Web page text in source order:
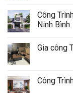
Công
Ninh Bình
Gia công
Công